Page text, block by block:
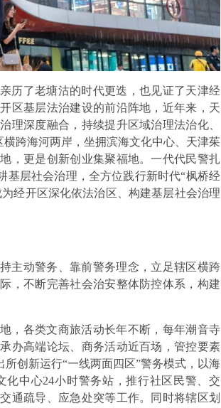
历了老塘沽的时代更迭，也见证了天津经
区基层法治建设的前沿阵地，近年来，天
理深度融合，持续提升区域治理法治化、
跨海河两岸，坐拥滨海文化中心、天津茱
，更是创新创业集聚福地。一代代民警扎
基层社会治理，全方位践行新时代“枫桥经
经开区深化依法治区、构建基层社会治理
主动警务、靠前警务理念，立足辖区横跨
，不断完善社会治安整体防控体系，构建
，各类文商旅活动长年不断，每年潮音寺
办高端论坛、商务活动近百场，管控要素
创新运行“一线两面四区”警务模式，以海
中心24小时警务站，推行社区民警、交
通疏导、应急处突等工作。同时将辖区划